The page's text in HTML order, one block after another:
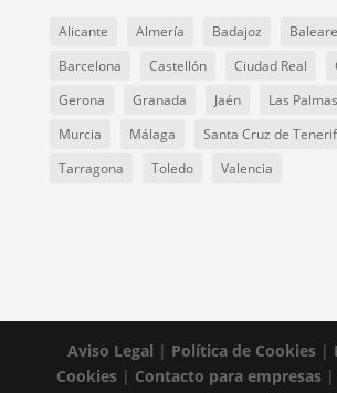
Alicante Almería Badajoz
Barcelona
Castellón Ciudad Real
Gerona
Granada Jaén Las Palmas
Murcia
Málaga Santa Cruz de
Tarragona
Toledo Valencia
Aviso Legal | Política de Cookies|
Cookies| Contacto para empresas|